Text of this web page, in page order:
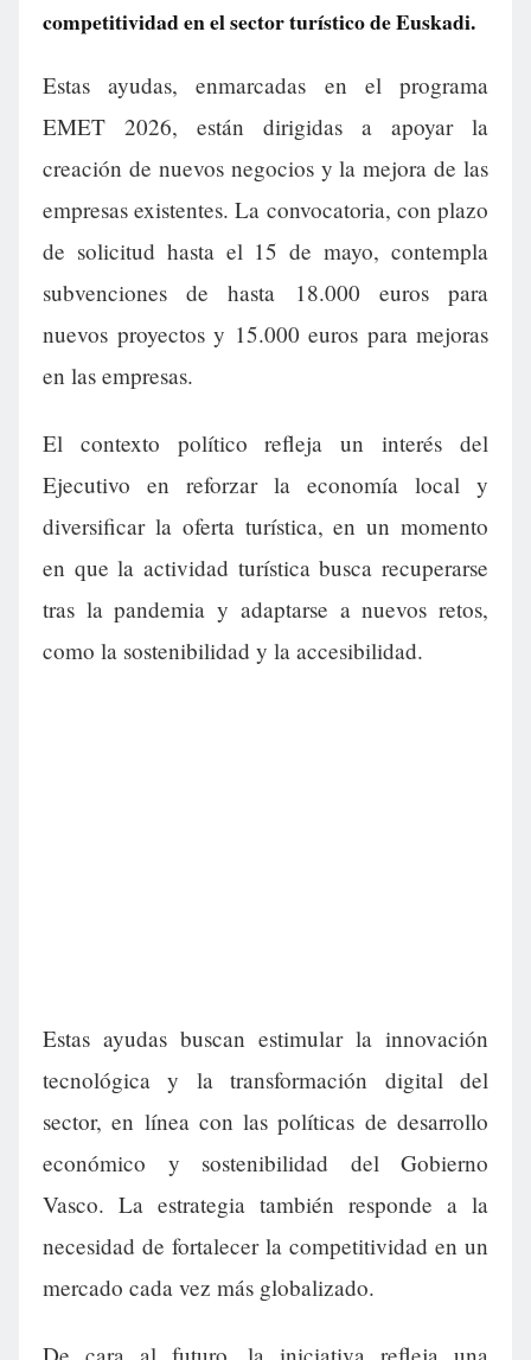
competitividad en el sector turístico de Euskadi.
Estas ayudas, enmarcadas en el programa
EMET 2026, están dirigidas a apoyar la
creación de nuevos negocios y la mejora de las
empresas existentes. La convocatoria, con plazo
de solicitud hasta el 15 de mayo, contempla
subvenciones de hasta 18.000 euros para
nuevos proyectos y 15.000 euros para mejoras
en las empresas.
El contexto político refleja un interés del
Ejecutivo en reforzar la economía local y
diversificar la oferta turística, en un momento
en que la actividad turística busca recuperarse
tras la pandemia y adaptarse a nuevos retos,
como la sostenibilidad y la accesibilidad.
Estas ayudas buscan estimular la innovación
tecnológica y la transformación digital del
sector, en línea con las políticas de desarrollo
económico y sostenibilidad del Gobierno
Vasco. La estrategia también responde a la
necesidad de fortalecer la competitividad en un
mercado cada vez más globalizado.